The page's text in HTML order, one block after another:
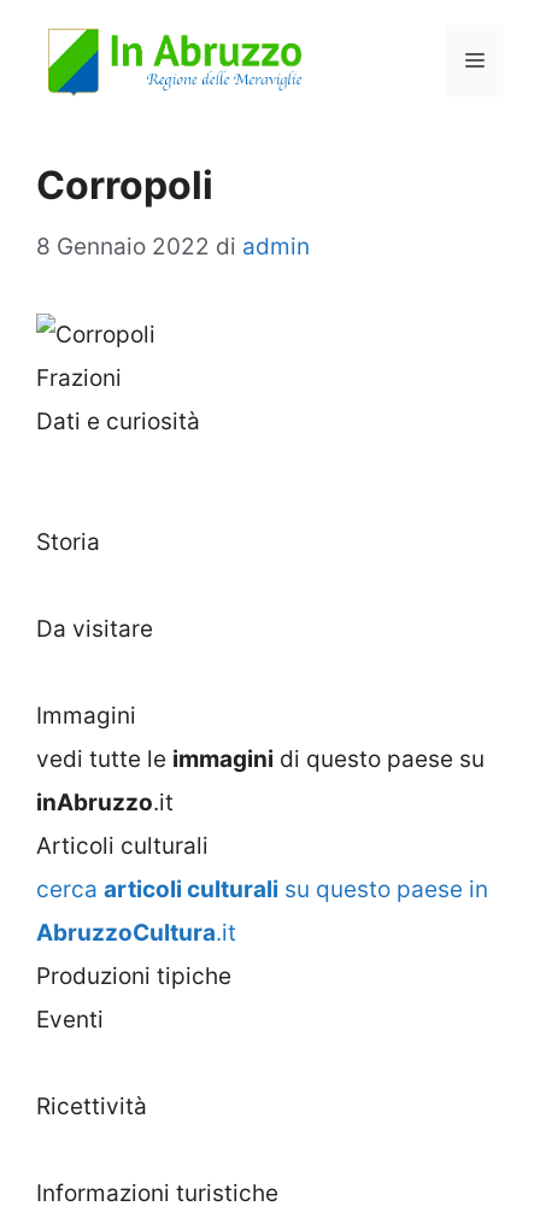
Menu
Corropoli
8 Gennaio 2022 di admin
Frazioni
Dati e curiosità
Storia
Da visitare
Immagini
vedi tutte le immagini di questo paese su
inAbruzzo.it
Articoli culturali
cerca articoli culturali su questo paese in
AbruzzoCultura.it
Produzioni tipiche
Eventi
Ricettività
Informazioni turistiche